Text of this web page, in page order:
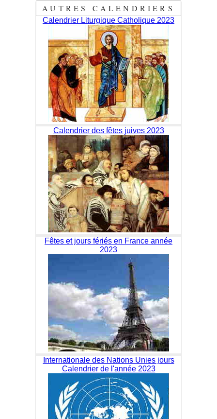
AUTRES CALENDRIERS
Calendrier Liturgique Catholique 2023
Calendrier des fêtes juives 2023
Fêtes et jours fériés en France année
2023
Internationale des Nations Unies jours
Calendrier de l'année 2023